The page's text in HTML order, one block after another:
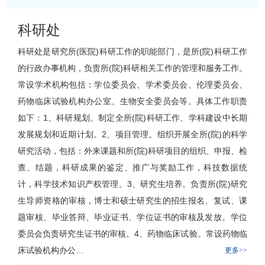
科研处
科研处是研究所(医院)科研工作的职能部门，是所(院)科研工作
的行政办事机构，负责所(院)科研相关工作的管理和服务工作。
常设学术机构包括：学位委员会、学术委员会、伦理委员会、
药物临床试验机构办公室 、生物安全委员会等。具体工作职责
如下：1、科研规划。制定全所(院)科研工作、学科建设中长期
发展规划和近期计划。2、项目管理。组织开展全所(院)的科学
研究活动，包括：外来课题和所(院)科研项目的组织、申报、检
查、结题，科研成果的鉴定、推广与奖励工作，科技数据统
计，科学技术知识产权管理。3、研究生培养。负责所(院)研究
生导师资格的审核，博士和硕士研究生的招生报名、复试、课
题审核、毕业答辩、毕业证书、学位证书的审核及发放。学位
委员会负责研究生证书的审核。4、药物临床试验。常设药物临
床试验机构办公…
更多>>